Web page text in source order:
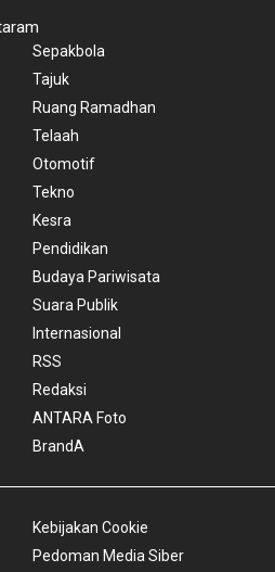
Sepakbola
Tajuk
Ruang Ramadhan
Telaah
Otomotif
Tekno
Kesra
Pendidikan
Budaya Pariwisata
Suara Publik
Internasional
RSS
Redaksi
ANTARA Foto
BrandA
Kebijakan Cookie
Pedoman Media Siber